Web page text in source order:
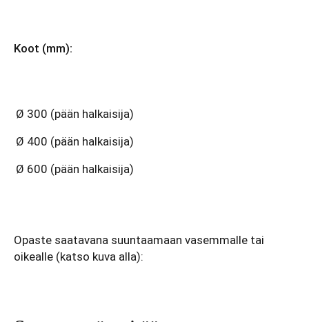
Koot (mm):
Ø 300 (pään halkaisija)
Ø 400 (pään halkaisija)
Ø 600 (pään halkaisija)
Opaste saatavana suuntaamaan vasemmalle tai
oikealle (katso kuva alla):